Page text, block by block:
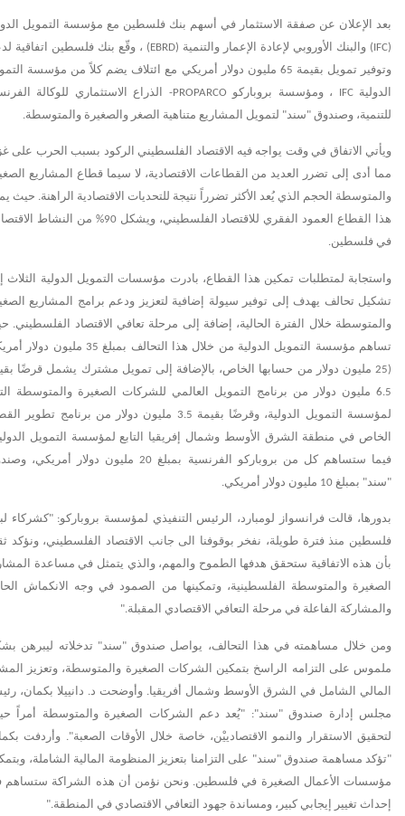
بعد الإعلان عن صفقة الاستثمار في أسهم بنك فلسطين مع مؤسسة التمويل
(
IFC) والبنك الأوروبي لإعادة الإعمار والتنمية (EBRD) ، وقّع بنك فلسطين اتفاقية
وتوفير تمويل بقيمة 65 مليون دولار أمريكي مع ائتلاف يضم كلاً من مؤسسة
الدوليةIFC ، ومؤسسة بروباركو PROPARCO- الذراع الاستثماري للوكالة
للتنمية، وصندوق "سند" لتمويل المشاريع متناهية الصغر والصغيرة والمتوسطة.
ويأتي الاتفاق في وقت يواجه فيه الاقتصاد الفلسطيني الركود بسبب الحرب على
مما أدى إلى تضرر العديد من القطاعات الاقتصادية، لا سيما قطاع المشاريع
والمتوسطة الحجم الذي يُعد الأكثر تضرراً نتيجة للتحديات الاقتصادية الراهنة. حيث
هذا القطاع العمود الفقري للاقتصاد الفلسطيني، ويشكل 90% من النشاط
في فلسطين.
واستجابة لمتطلبات تمكين هذا القطاع، بادرت مؤسسات التمويل الدولية الثلاث
تشكيل تحالف يهدف إلى توفير سيولة إضافية لتعزيز ودعم برامج
المشاريع
والمتوسطة خلال الفترة الحالية، إضافة إلى مرحلة تعافي الاقتصاد الفلسطيني.
تساهم مؤسسة التمويل الدولية من خلال هذا التحالف بمبلغ 35 مليون
(25 مليون دولار من حسابها الخاص، بالإضافة إلى تمويل مشترك يشمل قرضًا
6.5 مليون دولار من برنامج التمويل العالمي للشركات الصغيرة والمتوسطة
لمؤسسة التمويل الدولية، وقرضًا بقيمة 3.5 مليون دولار من برنامج تطوير
الخاص في منطقة الشرق الأوسط وشمال إفريقيا التابع لمؤسسة التمويل
فيما ستساهم كل من بروباركو الفرنسية بمبلغ 20 مليون دولار
"سند" بمبلغ 10 مليون دولار أمريكي
.
بدورها، قالت فرانسواز لومبارد، الرئيس التنفيذي لمؤسسة بروباركو: "كشركاء
فلسطين منذ فترة طويلة، نفخر بوقوفنا الى جانب الاقتصاد الفلسطيني، ونؤكد
بأن هذه الاتفاقية ستحقق هدفها الطموح والمهم، والذي يتمثل في مساعدة
الصغيرة والمتوسطة الفلسطينية، وتمكينها من الصمود في وجه الانكماش
والمشاركة الفاعلة في مرحلة التعافي الاقتصادي المقبلة".
ومن خلال مساهمته في هذا التحالف، يواصل صندوق "سند" تدخلاته ليبرهن
ملموس على التزامه الراسخ بتمكين الشركات الصغيرة والمتوسطة، وتعزيز
المالي الشامل في الشرق الأوسط وشمال أفريقيا. وأوضحت د. دانييلا بكمان،
مجلس إدارة صندوق "سند": "يُعد دعم الشركات الصغيرة والمتوسطة أمراً
لتحقيق الاستقرار والنمو الاقتصادييْن، خاصة خلال الأوقات الصعبة". وأردفت
"تؤكد مساهمة صندوق "سند" على التزامنا بتعزيز المنظومة المالية الشاملة،
مؤسسات الأعمال الصغيرة في فلسطين. ونحن نؤمن أن هذه الشراكة ستساهم
إحداث تغيير إيجابي كبير، ومساندة جهود التعافي الاقتصادي في المنطقة".